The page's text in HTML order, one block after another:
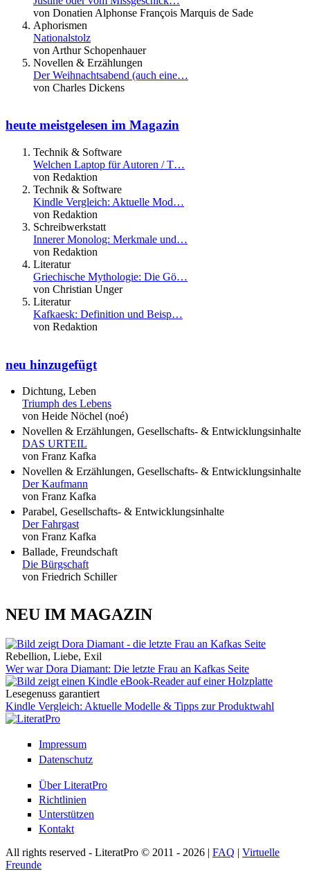
von Donatien Alphonse François Marquis de Sade
Aphorismen
Nationalstolz
von Arthur Schopenhauer
Novellen & Erzählungen
Der Weihnachtsabend (auch eine…
von Charles Dickens
heute meistgelesen im Magazin
Technik & Software
Welchen Laptop für Autoren / T…
von Redaktion
Technik & Software
Kindle Vergleich: Aktuelle Mod…
von Redaktion
Schreibwerkstatt
Innerer Monolog: Merkmale und…
von Redaktion
Literatur
Griechische Mythologie: Die Gö…
von Christian Unger
Literatur
Kafkaesk: Definition und Beisp…
von Redaktion
neu hinzugefügt
Dichtung, Leben
Triumph des Lebens
von Heide Nöchel (noé)
Novellen & Erzählungen, Gesellschafts- & Entwicklungsinhalte
DAS URTEIL
von Franz Kafka
Novellen & Erzählungen, Gesellschafts- & Entwicklungsinhalte
Der Kaufmann
von Franz Kafka
Parabel, Gesellschafts- & Entwicklungsinhalte
Der Fahrgast
von Franz Kafka
Ballade, Freundschaft
Die Bürgschaft
von Friedrich Schiller
NEU IM MAGAZIN
Rebellion, Liebe, Exil
Wer war Dora Diamant: Die letzte Frau an Kafkas Seite
Lesegenuss garantiert
Kindle Vergleich: Aktuelle Modelle & Tipps zur Produktwahl
Impressum
Datenschutz
Über LiteratPro
Richtlinien
Unterstützen
Kontakt
All rights reserved - LiteratPro © 2011 - 2026 | FAQ | Virtuelle
Freunde